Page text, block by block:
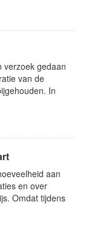
verzoek gedaan
van de
In
aan
en over
Omdat tijdens